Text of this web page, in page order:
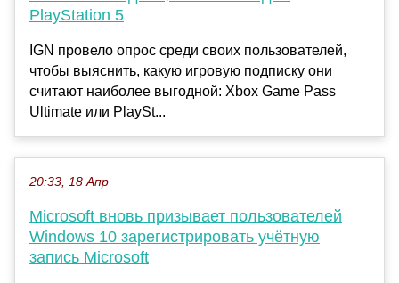
PlayStation 5
IGN провело опрос среди своих пользователей,
чтобы выяснить, какую игровую подписку они
считают наиболее выгодной: Xbox Game Pass
Ultimate или PlaySt...
20:33, 18 Апр
Microsoft вновь призывает пользователей
Windows 10 зарегистрировать учётную
запись Microsoft